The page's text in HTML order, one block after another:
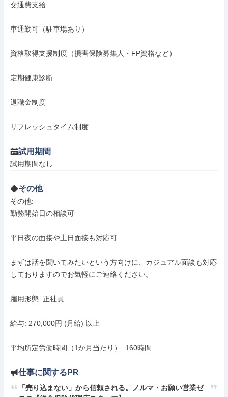
交通費支給
車通勤可（駐車場あり）
資格取得支援制度（損害保険募集人・FP資格など）
定期健康診断
退職金制度
リフレッシュタイム制度
試用期間
試用期間なし
その他
その他:
勤務開始日の相談可
平日夜の面接や土日面接も対応可
まずは話を聞いてみたいという方向けに、カジュアル面談も対応
しておりますのでお気軽にご連絡ください。
雇用形態: 正社員
給与: 270,000円 (月給) 以上
平均所定労働時間（1か月当たり）: 160時間
仕事に関するPR
「売り込まない」から信頼される。ノルマ・お願い営業ゼ